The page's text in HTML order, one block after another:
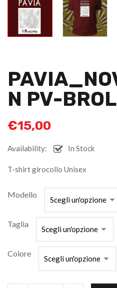
N PV-
€15,00
Availability: In Stock
T-shirt girocollo Unisex
Modello
Taglia
Colore